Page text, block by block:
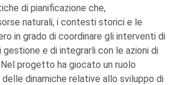
di pianificazione che,
naturali, i contesti storici e le
in grado di coordinare gli interventi di
gestione e di integrarli con le azioni di
progetto ha giocato un ruolo
dinamiche relative allo sviluppo di